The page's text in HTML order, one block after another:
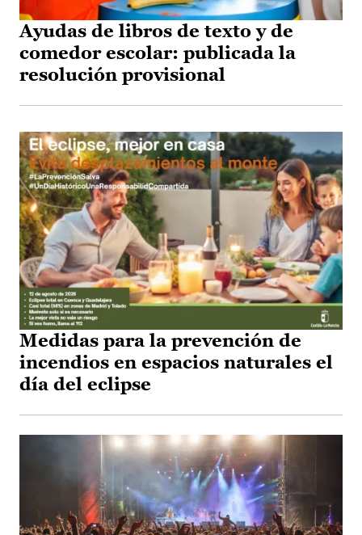
Ayudas de libros de texto y de
comedor escolar: publicada la
resolución provisional
Medidas para la prevención de
incendios en espacios naturales el
día del eclipse